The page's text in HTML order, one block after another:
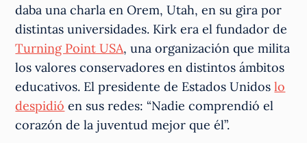
daba una charla en Orem, Utah, en su gira por
distintas universidades. Kirk era el fundador de
Turning Point USA, una organización que milita
los valores conservadores en distintos ámbitos
educativos. El presidente de Estados Unidoslo
despidió en sus redes: “Nadie comprendió el
corazón de la juventud mejor que él”.